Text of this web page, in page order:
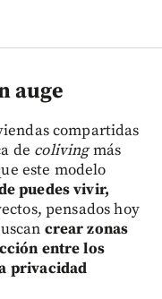
auge
compartidas
de colivingmás
este modelo
puedes vivir,
pensados hoy
crear zonas
entre los
privacidad